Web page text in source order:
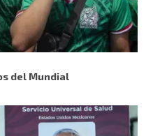
del Mundial